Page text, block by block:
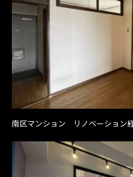
南区マンション リノベーション